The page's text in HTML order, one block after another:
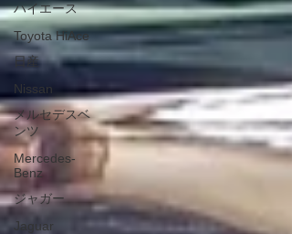
ハイエース
Toyota HiAce
日産
Nissan
メルセデスベ
ンツ
Mercedes-
Benz
ジャガー
Jaguar